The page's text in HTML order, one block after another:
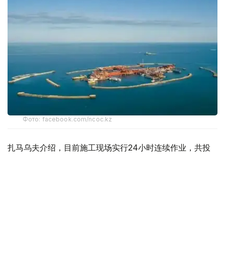
Фото: facebook.com/ncoc.kz
扎马乌夫介绍，目前施工现场实行24小时连续作业，共投